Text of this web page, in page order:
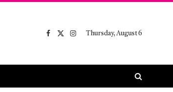
Facebook
X
Instagram
Thursday, August 6